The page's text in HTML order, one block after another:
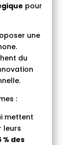
pour
une
du
:
mettent
leurs
% des